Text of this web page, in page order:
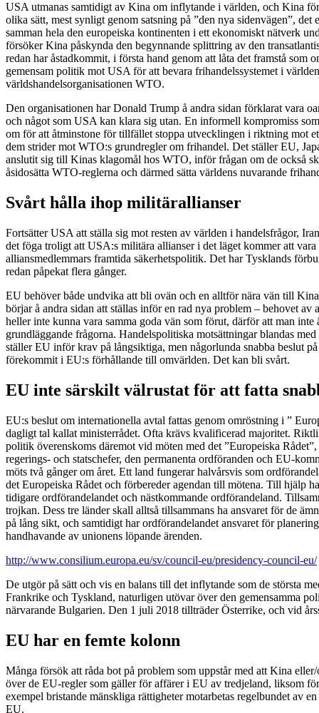
USA utmanas samtidigt av Kina om inflytande i världen, och Kina
olika sätt, mest synligt genom satsning på ”den nya sidenvägen”, det
samman hela den europeiska kontinenten i ett ekonomiskt nätverk
försöker Kina påskynda den begynnande splittring av den
redan har åstadkommit, i första hand genom att låta det framstå som
gemensam politik mot USA för att bevara frihandelssystemet i
världshandelsorganisationen WTO.
Den organisationen har Donald Trump å andra sidan förklarat vara
och något som USA kan klara sig utan. En informell kompromiss
om för att åtminstone för tillfället stoppa utvecklingen i riktning mot
dem strider mot WTO:s grundregler om frihandel. Det ställer EU,
anslutit sig till Kinas klagomål hos WTO, inför frågan om de också
åsidosätta WTO-reglerna och därmed sätta världens nuvarande
Svårt hålla ihop militärallianser
Fortsätter USA att ställa sig mot resten av världen i handelsfrågor,
det föga troligt att USA:s militära allianser i det läget kommer att
alliansmedlemmars framtida säkerhetspolitik. Det har Tysklands
redan påpekat flera gånger.
EU behöver både undvika att bli ovän och en alltför nära vän till
börjar å andra sidan att ställas inför en rad nya problem – behovet av
heller inte kunna vara samma goda vän som förut, därför att man inte
grundläggande frågorna. Handelspolitiska motsättningar blandas
ställer EU inför krav på långsiktiga, men någorlunda snabba beslut
förekommit i EU:s förhållande till omvärlden. Det kan bli svårt.
EU inte särskilt välrustat för att fatta
EU:s beslut om internationella avtal fattas genom omröstning i ”
dagligt tal kallat ministerrådet. Ofta krävs kvalificerad majoritet.
politik överenskoms däremot vid möten med det ”Europeiska
regerings- och statschefer, den permanenta ordföranden och EU-
möts två gånger om året. Ett land fungerar halvårsvis som
det Europeiska Rådet och förbereder agendan till mötena. Till hjälp
tidigare ordförandelandet och nästkommande ordförandeland.
trojkan. Dess tre länder skall alltså tillsammans ha ansvaret för de
på lång sikt, och samtidigt har ordförandelandet ansvaret för
handhavande av unionens löpande ärenden.
http://www.consilium.europa.eu/sv/council-eu/presidency-council-eu/
De utgör på sätt och vis en balans till det inflytande som de största
Frankrike och Tyskland, naturligen utövar över den gemensamma
närvarande Bulgarien. Den 1 juli 2018 tillträder Österrike, och vid
EU har en femte kolonn
Många försök att råda bot på problem som uppstår med att Kina
över de EU-regler som gäller för affärer i EU av tredjeland, liksom
exempel bristande mänskliga rättigheter motarbetas regelbundet av
EU.